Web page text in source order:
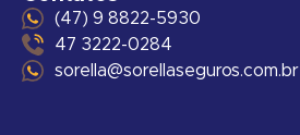
(47) 9 8822-5930
47 3222-0284
sorella@sorellaseguros.com.br